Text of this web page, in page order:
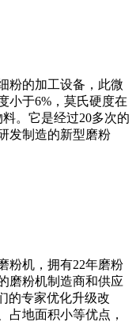
粉的加工设备，此微
小于6%，莫氏硬度在
。它是经过20多次的
发制造的新型磨粉
粉机，拥有22年磨粉
磨粉机制造商和供应
的专家优化升级改
占地面积小等优点，